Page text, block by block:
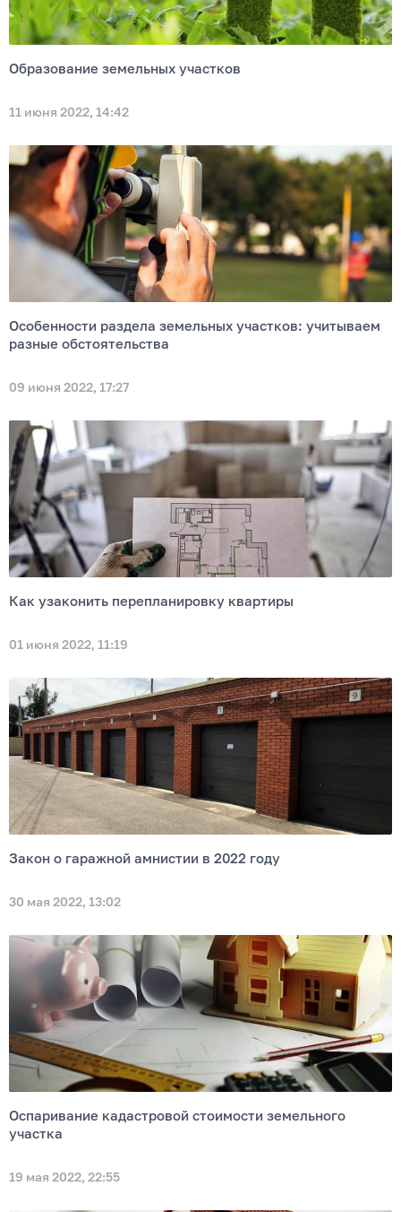
Образование земельных участков
11 июня 2022, 14:42
Особенности раздела земельных участков: учитываем
разные обстоятельства
09 июня 2022, 17:27
Как узаконить перепланировку квартиры
01 июня 2022, 11:19
Закон о гаражной амнистии в 2022 году
30 мая 2022, 13:02
Оспаривание кадастровой стоимости земельного
участка
19 мая 2022, 22:55